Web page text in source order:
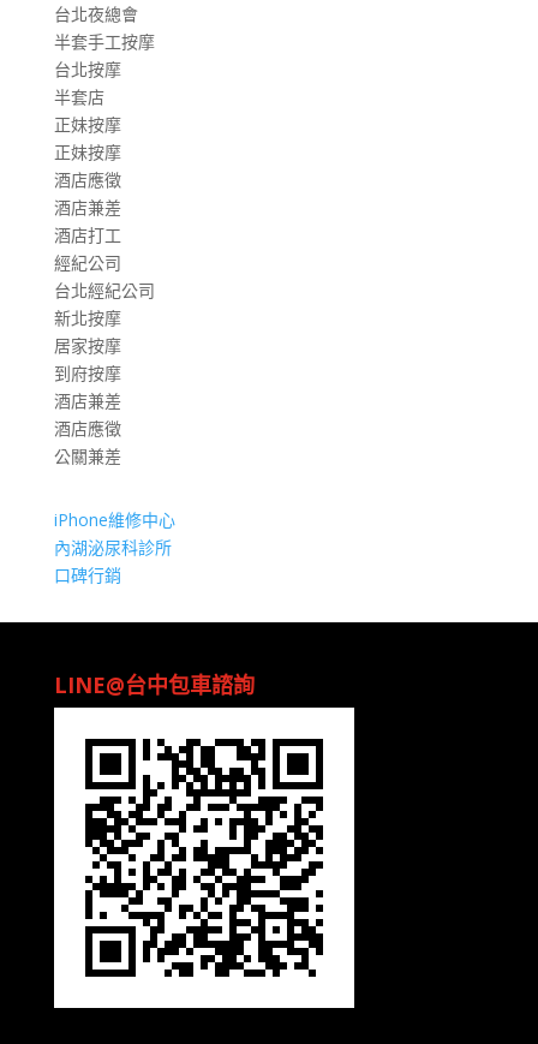
台北夜總會
半套手工按摩
台北按摩
半套店
正妹按摩
正妹按摩
酒店應徵
酒店兼差
酒店打工
經紀公司
台北經紀公司
新北按摩
居家按摩
到府按摩
酒店兼差
酒店應徵
公關兼差
iPhone維修中心
內湖泌尿科診所
口碑行銷
LINE@台中包車諮詢